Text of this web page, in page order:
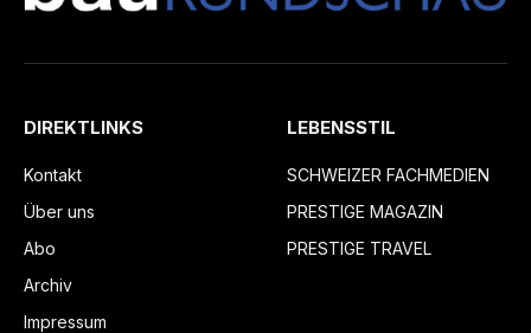
DIREKTLINKS
Kontakt
Über uns
Abo
Archiv
Impressum
LEBENSSTIL
SCHWEIZER FACHMEDIEN
PRESTIGE MAGAZIN
PRESTIGE TRAVEL